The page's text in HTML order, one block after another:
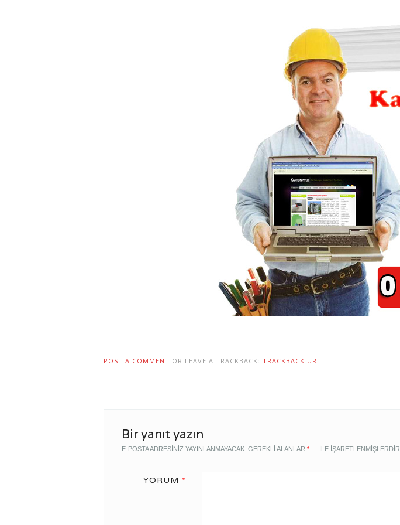
POST A COMMENT OR LEAVE A TRACKBACK: TRACKBACK URL.
Bir yanıt yazın
E-POSTA ADRESINIZ YAYINLANMAYACAK. GEREKLI ALANLAR * ILE IŞARETLENMIŞLERDIR
YORUM *